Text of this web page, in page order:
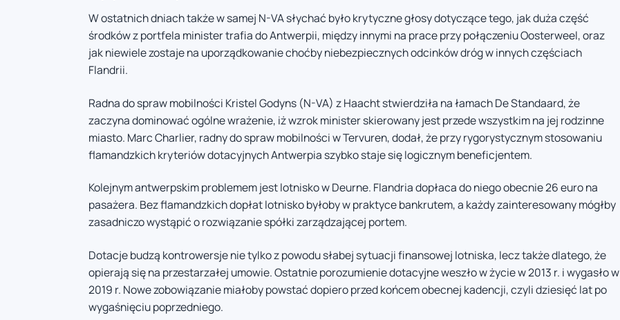
W ostatnich dniach także w samej N-VA słychać było krytyczne głosy dotyczące tego, jak duża część
środków z portfela minister trafia do Antwerpii, między innymi na prace przy połączeniu Oosterweel, oraz
jak niewiele zostaje na uporządkowanie choćby niebezpiecznych odcinków dróg w innych częściach
Flandrii.
Radna do spraw mobilności Kristel Godyns (N-VA) z Haacht stwierdziła na łamach De Standaard, że
zaczyna dominować ogólne wrażenie, iż wzrok minister skierowany jest przede wszystkim na jej rodzinne
miasto. Marc Charlier, radny do spraw mobilności w Tervuren, dodał, że przy rygorystycznym stosowaniu
flamandzkich kryteriów dotacyjnych Antwerpia szybko staje się logicznym beneficjentem.
Kolejnym antwerpskim problemem jest lotnisko w Deurne. Flandria dopłaca do niego obecnie 26 euro na
pasażera. Bez flamandzkich dopłat lotnisko byłoby w praktyce bankrutem, a każdy zainteresowany mógłby
zasadniczo wystąpić o rozwiązanie spółki zarządzającej portem.
Dotacje budzą kontrowersje nie tylko z powodu słabej sytuacji finansowej lotniska, lecz także dlatego, że
opierają się na przestarzałej umowie. Ostatnie porozumienie dotacyjne weszło w życie w 2013 r. i wygasło w
2019 r. Nowe zobowiązanie miałoby powstać dopiero przed końcem obecnej kadencji, czyli dziesięć lat po
wygaśnięciu poprzedniego.